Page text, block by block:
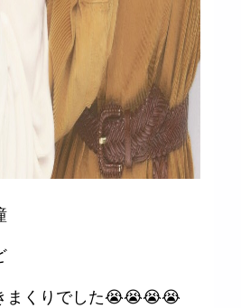
まくりでした😭😭😭😭